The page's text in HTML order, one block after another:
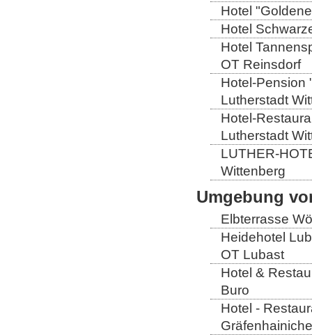
Hotel
Hotel
Hotel
OT Reinsdorf
Hotel-Pension
Lutherstadt
Hotel-
Lutherstadt
LUTHER-
Wittenberg
Umgebung
Elbterrasse
Heidehotel
OT Lubast
Hotel &
Buro
Hotel -